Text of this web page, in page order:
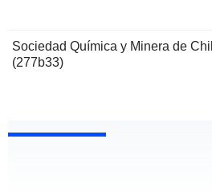
Sociedad Química y Minera de
(277b33)